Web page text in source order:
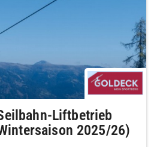
Liftbetrieb
2025/26)